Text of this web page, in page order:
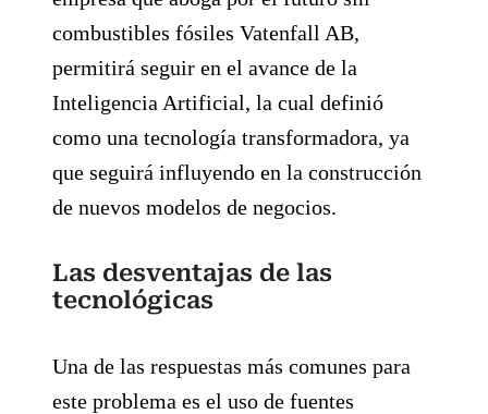
combustibles fósiles Vatenfall AB,
permitirá seguir en el avance de la
Inteligencia Artificial, la cual definió
como una tecnología transformadora, ya
que seguirá influyendo en la construcción
de nuevos modelos de negocios.
Las desventajas de las
tecnológicas
Una de las respuestas más comunes para
este problema es el uso de fuentes